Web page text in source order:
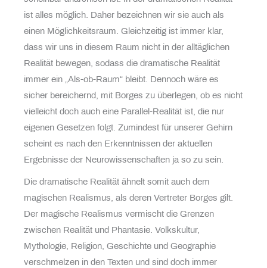
ist alles möglich. Daher bezeichnen wir sie auch als
einen Möglichkeitsraum. Gleichzeitig ist immer klar,
dass wir uns in diesem Raum nicht in der alltäglichen
Realität bewegen, sodass die dramatische Realität
immer ein „Als-ob-Raum“ bleibt. Dennoch wäre es
sicher bereichernd, mit Borges zu überlegen, ob es nicht
vielleicht doch auch eine Parallel-Realität ist, die nur
eigenen Gesetzen folgt. Zumindest für unserer Gehirn
scheint es nach den Erkenntnissen der aktuellen
Ergebnisse der Neurowissenschaften ja so zu sein.
Die dramatische Realität ähnelt somit auch dem
magischen Realismus, als deren Vertreter Borges gilt.
Der magische Realismus vermischt die Grenzen
zwischen Realität und Phantasie. Volkskultur,
Mythologie, Religion, Geschichte und Geographie
verschmelzen in den Texten und sind doch immer